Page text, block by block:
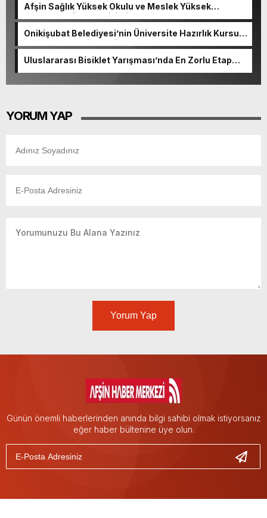
Afşin Sağlık Yüksek Okulu ve Meslek Yüksek
Okulunda görev değişimi!
Onikişubat Belediyesi’nin Üniversite Hazırlık Kursu
başvurularında son gün 7 Ağustos.
Uluslararası Bisiklet Yarışması’nda En Zorlu Etap
YORUM YAP
Yorum Yap
Günün önemli haberlerinden anında bilgi sahibi olmak istiyorsanız
eğer haber bültenine üye olun.